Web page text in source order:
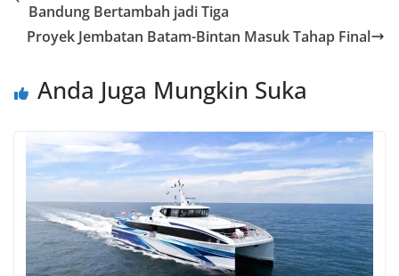
Bandung Bertambah jadi Tiga
Proyek Jembatan Batam-Bintan Masuk Tahap Final
Anda Juga Mungkin Suka